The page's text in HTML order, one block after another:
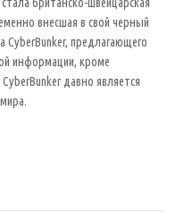
внесшая в свой черный
CyberBunker, предлагающего
информации, кроме
давно является